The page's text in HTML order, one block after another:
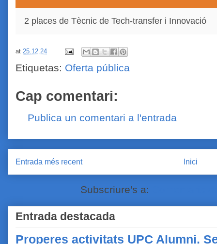
2 places de Tècnic de Tech-transfer i Innovació
at 25.12.24
Etiquetas: Oferta pública
Cap comentari:
Publica un comentari a l'entrada
Entrada més recent Inici
Subscriure's a:
Entrada destacada
Properes activitats UPC Alumni.